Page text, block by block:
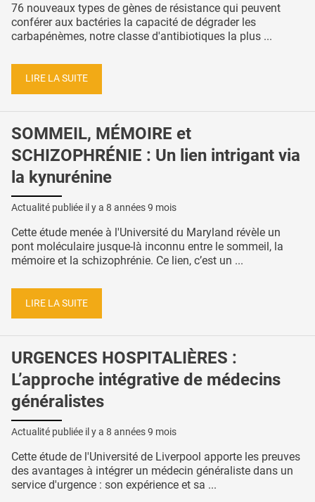
76 nouveaux types de gènes de résistance qui peuvent
conférer aux bactéries la capacité de dégrader les
carbapénèmes, notre classe d'antibiotiques la plus ...
LIRE LA SUITE
SOMMEIL, MÉMOIRE et
SCHIZOPHRÉNIE : Un lien intrigant via
la kynurénine
Actualité publiée il y a 8 années 9 mois
Cette étude menée à l'Université du Maryland révèle un
pont moléculaire jusque-là inconnu entre le sommeil, la
mémoire et la schizophrénie. Ce lien, c’est un ...
LIRE LA SUITE
URGENCES HOSPITALIÈRES :
L’approche intégrative de médecins
généralistes
Actualité publiée il y a 8 années 9 mois
Cette étude de l'Université de Liverpool apporte les preuves
des avantages à intégrer un médecin généraliste dans un
service d'urgence : son expérience et sa ...